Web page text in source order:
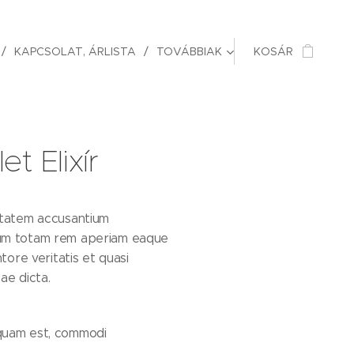
KAPCSOLAT, ÁRLISTA TOVÁBBIAK KOSÁR
Elixír
accusantium
totam rem aperiam eaque
veritatis et quasi
dicta.
est, commodi